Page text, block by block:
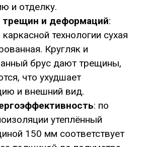
и отделку.
трещин и деформаций:
технологии сухая
Кругляк и
брус дают трещины,
что ухудшает
и внешний вид.
: по
утеплённый
150 мм соответствует